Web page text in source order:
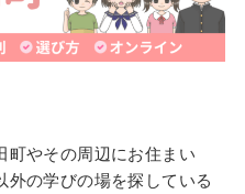
町やその周辺にお住まい
外の学びの場を探している